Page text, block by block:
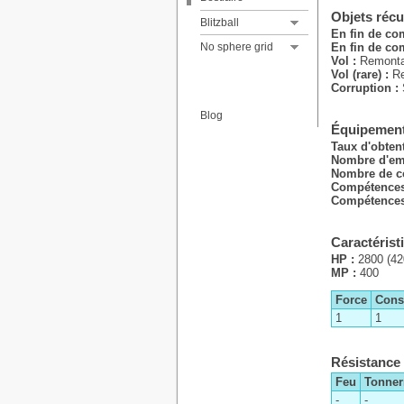
Objets
En fin de
En fin de
Vol :
Vol (rare) :
Corruption :
Taux
Nombre
Nombre de
HP : 2800
MP : 400
Force
1
1
Feu
-
-
Blitzball
Liste des joueurs
Liste des techniques
No sphere grid
Histoire principale
Blog